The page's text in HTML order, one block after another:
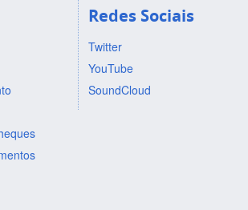
Redes Sociais
Twitter
YouTube
SoundCloud